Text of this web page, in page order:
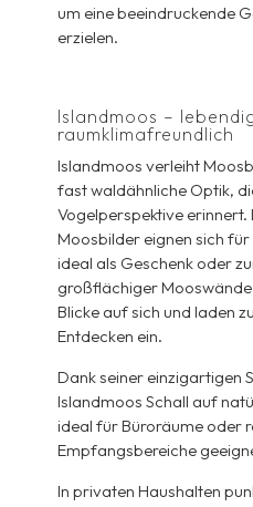
um eine beeindruckende
erzielen.
Islandmoos –
raumklimafreundlich
Islandmoos verleiht
fast waldähnliche Optik,
Vogelperspektive erinnert.
Moosbilder eignen sich
ideal als Geschenk oder
großflächiger
Blicke auf sich und laden
Entdecken ein.
Dank seiner einzigartigen
Islandmoos Schall auf
ideal für Büroräume oder
Empfangsbereiche
In privaten Haushalten